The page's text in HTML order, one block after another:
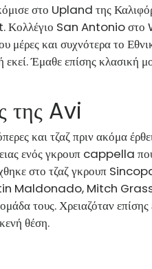
στο Upland της
Κολλέγιο San Antonio
μέρες και συχνότερα το
Έμαθε επίσης κλασική
της Avi
και τζαζ πριν ακόμα
ενός γκρουπ cappella
στο τζαζ γκρουπ
Maldonado, Mitch
τους. Χρειαζόταν επίσης
θέση.